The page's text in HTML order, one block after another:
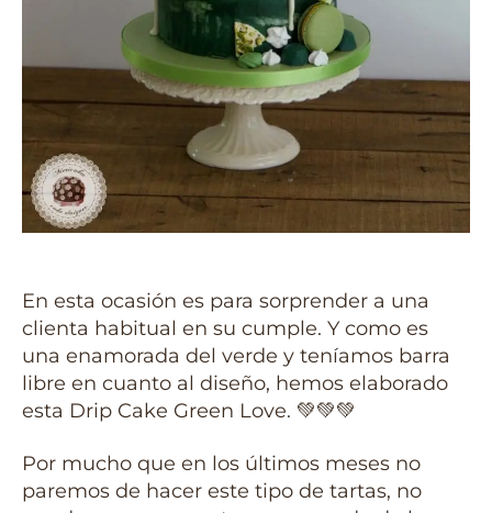
En esta ocasión es para sorprender a una
clienta habitual en su cumple. Y como es
una enamorada del verde y teníamos barra
libre en cuanto al diseño, hemos elaborado
esta Drip Cake Green Love. 💚💚💚
Por mucho que en los últimos meses no
paremos de hacer este tipo de tartas, no